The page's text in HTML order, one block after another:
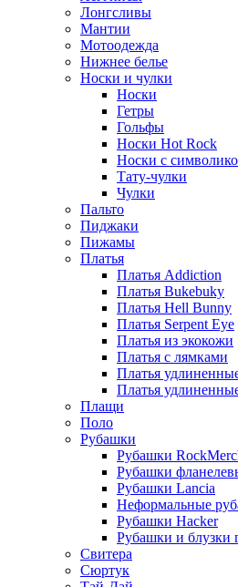
Лонгсливы
Мантии
Мотоодежда
Нижнее белье
Носки и чулки
Носки
Гетры
Гольфы
Носки Hot Rock
Носки с
Тату-чулки
Чулки
Пальто
Пиджаки
Пижамы
Платья
Платья Addiction
Платья Bukebuky
Платья Hell Bunny
Платья Serpent Eye
Платья из экокожи
Платья с лямками
Платья
Платья
Плащи
Поло
Рубашки
Рубашки
Рубашки
Рубашки Lancia
Неформальные
Рубашки Hacker
Рубашки и блузки
Свитера
Сюртук